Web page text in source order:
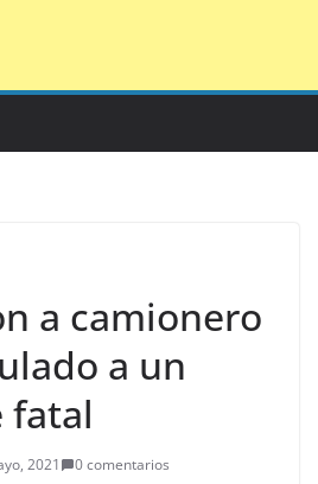
a camionero
a un
fatal
2021 0 comentarios